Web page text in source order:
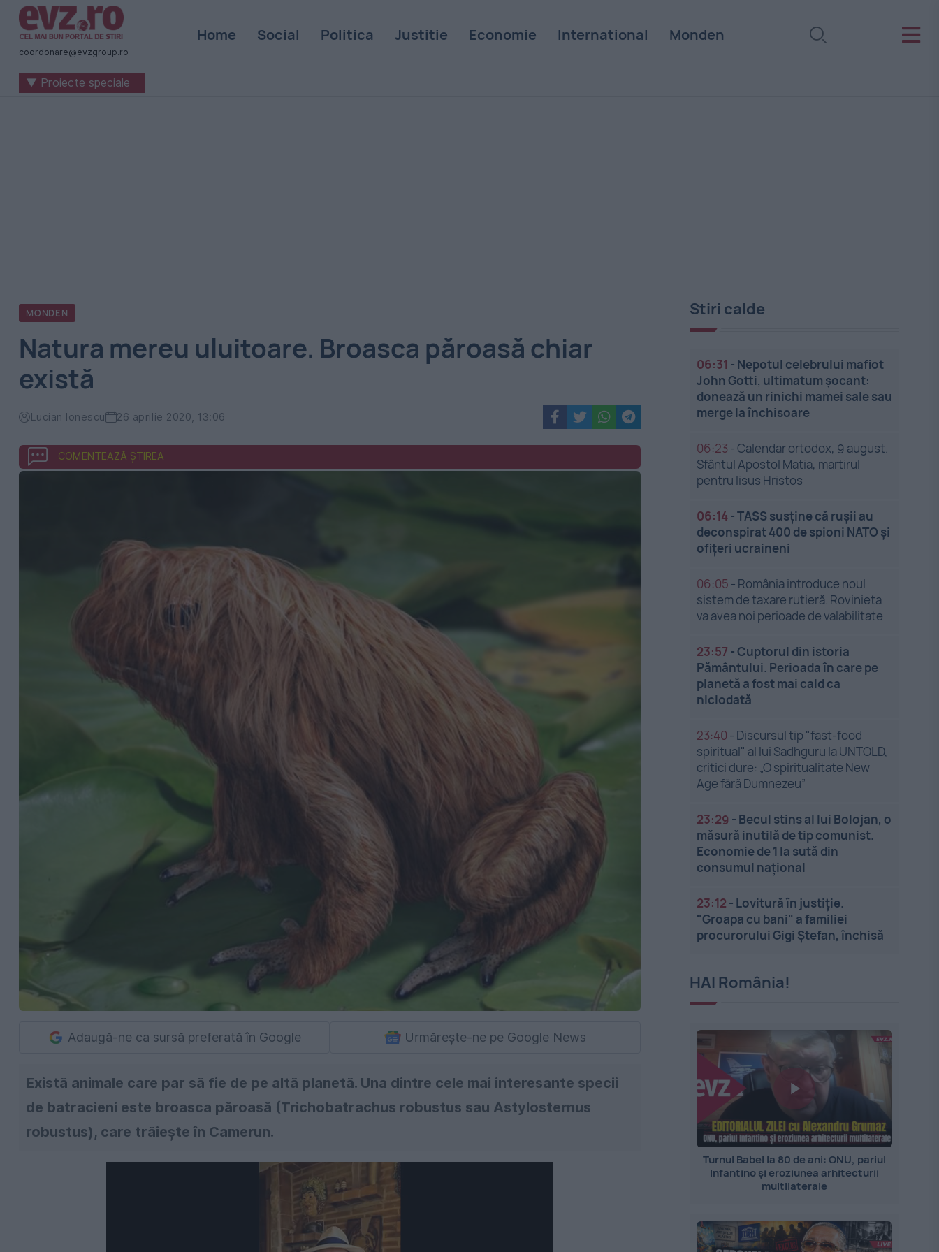
Știri
naționale
internaționale
coordonare@evzgroup.ro
Home Social Politica Justitie Economie International Monden
▼ Proiecte speciale
MONDEN
Natura mereu uluitoare. Broasca păroasă chiar
există
Lucian Ionescu 26 aprilie 2020, 13:06
COMENTEAZĂ ȘTIREA
Adaugă-ne ca sursă preferată în Google Urmărește-ne pe Google News
Există animale care par să fie de pe altă planetă. Una dintre cele mai interesante specii
de batracieni este broasca păroasă (Trichobatrachus robustus sau Astylosternus
robustus), care trăiește în Camerun.
Stiri calde
06:31 - Nepotul celebrului mafiot
John Gotti, ultimatum șocant:
donează un rinichi mamei sale sau
merge la închisoare
06:23 -Calendar ortodox, 9 august.
Sfântul Apostol Matia, martirul
pentru Iisus Hristos
06:14-TASS susține că rușii au
deconspirat 400 de spioni NATO și
ofițeri ucraineni
06:05 - România introduce noul
sistem de taxare rutieră. Rovinieta
va avea noi perioade de valabilitate
23:57 -Cuptorul din istoria
Pământului. Perioada în care pe
planetă a fost mai cald ca
niciodată
23:40 - Discursul tip "fast-food
spiritual" al lui Sadhguru la UNTOLD,
critici dure: „O spiritualitate New
Age fără Dumnezeu”
23:29 - Becul stins al lui Bolojan, o
măsură inutilă de tip comunist.
Economie de 1 la sută din
consumul național
23:12 - Lovitură în justiție.
"Groapa cu bani" a familiei
procurorului Gigi Ștefan, închisă
HAI România!
Turnul Babel la 80 de ani: ONU, pariul
Infantino și eroziunea arhitecturii
multilaterale